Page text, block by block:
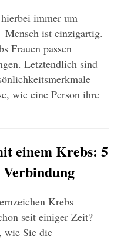
immer um
Mensch ist einzigartig.
Frauen passen
Letztendlich sind
wie eine Person ihre
einem Krebs: 5
Krebs
seit einiger Zeit?